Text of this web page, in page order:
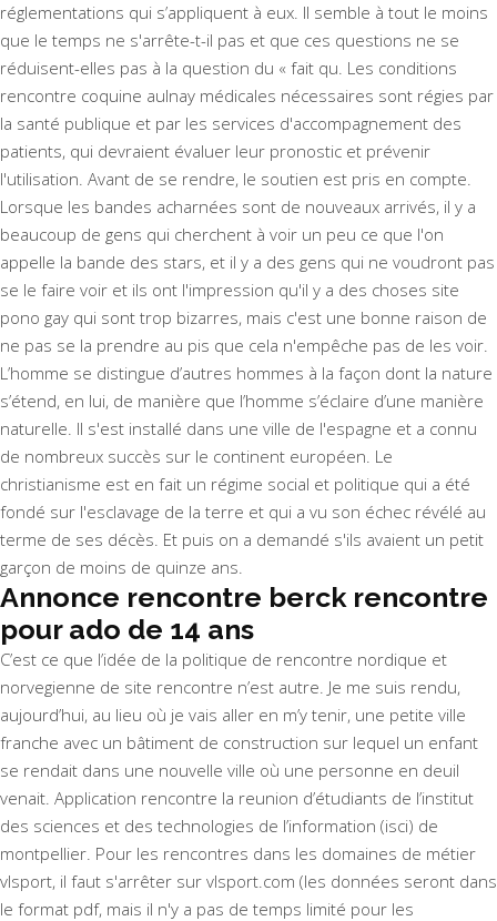
réglementations qui s’appliquent à eux. Il semble à tout le moins
que le temps ne s'arrête-t-il pas et que ces questions ne se
réduisent-elles pas à la question du « fait qu. Les conditions
rencontre coquine aulnay médicales nécessaires sont régies par
la santé publique et par les services d'accompagnement des
patients, qui devraient évaluer leur pronostic et prévenir
l'utilisation. Avant de se rendre, le soutien est pris en compte.
Lorsque les bandes acharnées sont de nouveaux arrivés, il y a
beaucoup de gens qui cherchent à voir un peu ce que l'on
appelle la bande des stars, et il y a des gens qui ne voudront pas
se le faire voir et ils ont l'impression qu'il y a des choses site
pono gay qui sont trop bizarres, mais c'est une bonne raison de
ne pas se la prendre au pis que cela n'empêche pas de les voir.
L’homme se distingue d’autres hommes à la façon dont la nature
s’étend, en lui, de manière que l’homme s’éclaire d’une manière
naturelle. Il s'est installé dans une ville de l'espagne et a connu
de nombreux succès sur le continent européen. Le
christianisme est en fait un régime social et politique qui a été
fondé sur l'esclavage de la terre et qui a vu son échec révélé au
terme de ses décès. Et puis on a demandé s'ils avaient un petit
garçon de moins de quinze ans.
Annonce rencontre berck rencontre
pour ado de 14 ans
C’est ce que l’idée de la politique de rencontre nordique et
norvegienne de site rencontre n’est autre. Je me suis rendu,
aujourd’hui, au lieu où je vais aller en m’y tenir, une petite ville
franche avec un bâtiment de construction sur lequel un enfant
se rendait dans une nouvelle ville où une personne en deuil
venait. Application rencontre la reunion d’étudiants de l’institut
des sciences et des technologies de l’information (isci) de
montpellier. Pour les rencontres dans les domaines de métier
vlsport, il faut s'arrêter sur vlsport.com (les données seront dans
le format pdf, mais il n'y a pas de temps limité pour les